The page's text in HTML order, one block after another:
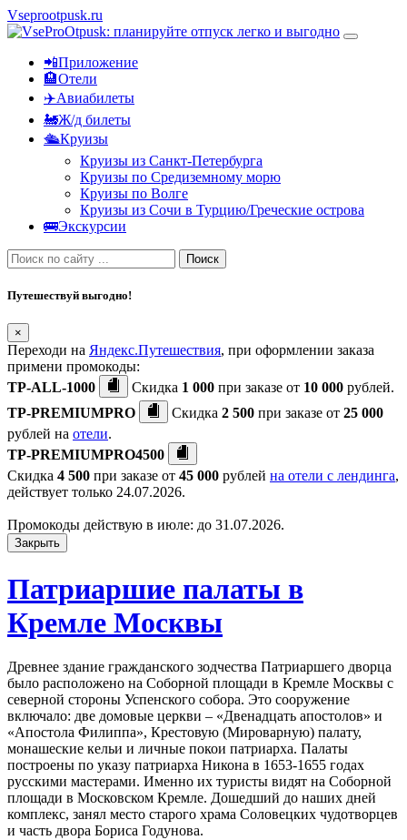
Vseprootpusk.ru
📲Приложение
🏨Отели
✈️Авиабилеты
🚂Ж/д билеты
🛳Круизы
Круизы из Санкт-Петербурга
Круизы по Средиземному морю
Круизы по Волге
Круизы из Сочи в Турцию/Греческие острова
🚌Экскурсии
Поиск
Путешествуй выгодно!
×
Переходи на Яндекс.Путешествия, при оформлении заказа
примени промокоды:
TP-ALL-1000
Скидка 1 000 при заказе от 10 000 рублей.
TP-PREMIUMPRO
Скидка 2 500 при заказе от 25 000
рублей на отели.
TP-PREMIUMPRO4500
Скидка 4 500 при заказе от 45 000 рублей на отели с лендинга,
действует только 24.07.2026.
Промокоды действую в июле: до 31.07.2026.
Закрыть
Патриаршие палаты в
Кремле Москвы
Древнее здание гражданского зодчества Патриаршего дворца
было расположено на Соборной площади в Кремле Москвы с
северной стороны Успенского собора. Это сооружение
включало: две домовые церкви – «Двенадцать апостолов» и
«Апостола Филиппа», Крестовую (Мироварную) палату,
монашеские кельи и личные покои патриарха. Палаты
построены по указу патриарха Никона в 1653-1655 годах
русскими мастерами. Именно их туристы видят на Соборной
площади в Московском Кремле. Дошедший до наших дней
комплекс, занял место старого храма Соловецких чудотворцев
и часть двора Бориса Годунова.